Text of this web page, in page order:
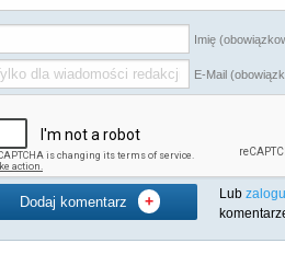
Imię
E-Mail
Dodaj komentarz + Lub